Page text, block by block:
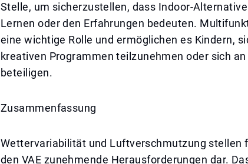
Stelle, um sicherzustellen, dass Indoor-
Lernen oder den Erfahrungen bedeuten.
eine wichtige Rolle und ermöglichen es Kindern,
kreativen Programmen teilzunehmen oder sich
beteiligen.
Zusammenfassung
Wettervariabilität und Luftverschmutzung stellen
den VAE zunehmende Herausforderungen dar.